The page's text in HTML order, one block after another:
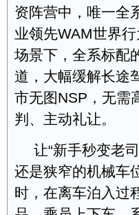
资阵营中，唯一全
业领先WAM世界
场景下，全系标配
道，大幅缓解长途
市无图NSP，无需
判、主动礼让。
让“新手秒变老
还是狭窄的机械车
时，在离车泊入过